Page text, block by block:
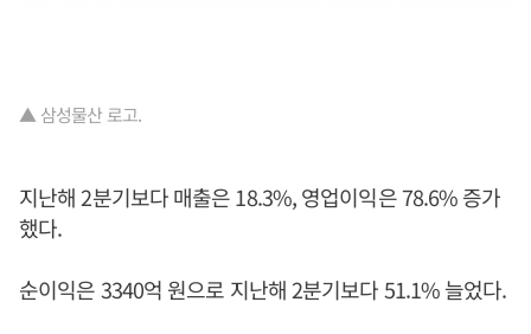
▲ 삼성물산 로고.
지난해 2분기보다 매출은 18.3%, 영업이익은 78.6% 증가
했다.
순이익은 3340억 원으로 지난해 2분기보다 51.1% 늘었다.